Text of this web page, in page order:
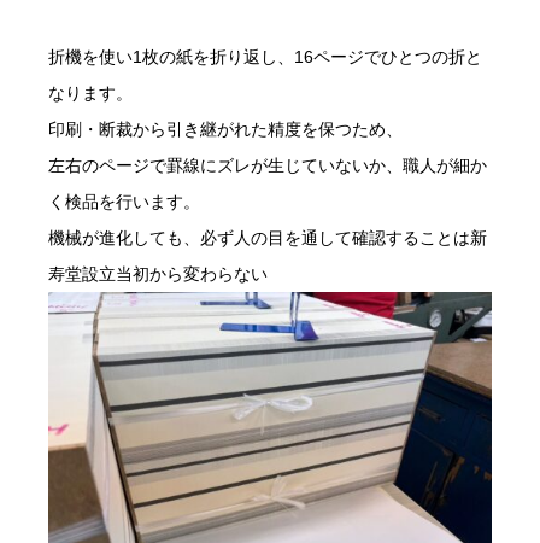
折機を使い1枚の紙を折り返し、16ページでひとつの折と
なります。
印刷・断裁から引き継がれた精度を保つため、
左右のページで罫線にズレが生じていないか、職人が細か
く検品を行います。
機械が進化しても、必ず人の目を通して確認することは新
寿堂設立当初から変わらない